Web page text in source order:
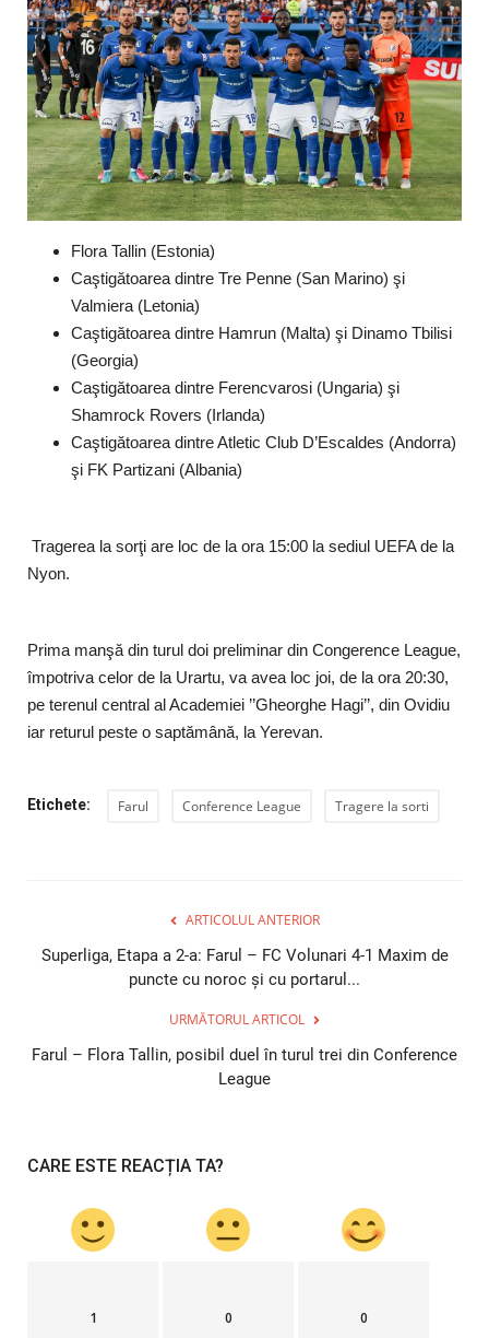
Flora Tallin (Estonia)
Caştigătoarea dintre Tre Penne (San Marino) şi
Valmiera (Letonia)
Caştigătoarea dintre Hamrun (Malta) şi Dinamo Tbilisi
(Georgia)
Caştigătoarea dintre Ferencvarosi (Ungaria) şi
Shamrock Rovers (Irlanda)
Caştigătoarea dintre Atletic Club D’Escaldes (Andorra)
şi FK Partizani (Albania)
Tragerea la sorţi are loc de la ora 15:00 la sediul UEFA de la
Nyon.
Prima manşă din turul doi preliminar din Congerence League,
împotriva celor de la Urartu, va avea loc joi, de la ora 20:30,
pe terenul central al Academiei ’’Gheorghe Hagi’’, din Ovidiu
iar returul peste o saptămână, la Yerevan.
Etichete: Farul Conference League Tragere la sorti
ARTICOLUL ANTERIOR
Superliga, Etapa a 2-a: Farul – FC Volunari 4-1 Maxim de
puncte cu noroc şi cu portarul...
URMĂTORUL ARTICOL
Farul – Flora Tallin, posibil duel în turul trei din Conference
League
CARE ESTE REACȚIA TA?
1 0 0